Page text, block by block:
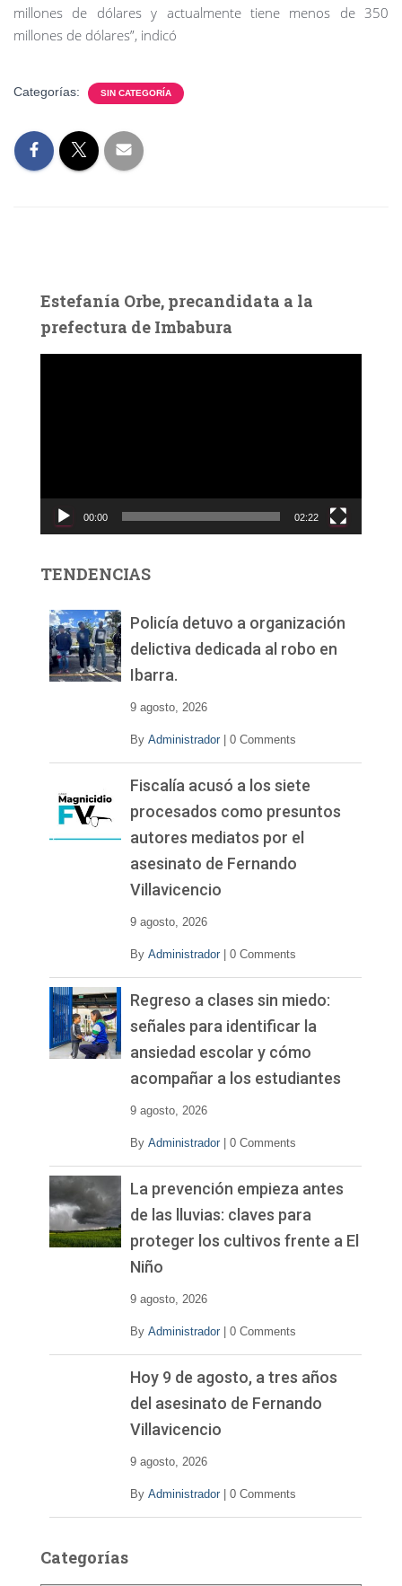
millones de dólares y actualmente tiene menos de 350
millones de dólares”, indicó
Categorías: SIN CATEGORÍA
Estefanía Orbe, precandidata a la
prefectura de Imbabura
c
d
00:00 02:22
TENDENCIAS
Policía detuvo a organización
delictiva dedicada al robo en
Ibarra.
9 agosto, 2026
By Administrador 0 Comments
Fiscalía acusó a los siete
procesados como presuntos
autores mediatos por el
asesinato de Fernando
Villavicencio
9 agosto, 2026
By Administrador 0 Comments
Regreso a clases sin miedo:
señales para identificar la
ansiedad escolar y cómo
acompañar a los estudiantes
9 agosto, 2026
By Administrador 0 Comments
La prevención empieza antes
de las lluvias: claves para
proteger los cultivos frente a El
Niño
9 agosto, 2026
By Administrador 0 Comments
Hoy 9 de agosto, a tres años
del asesinato de Fernando
Villavicencio
9 agosto, 2026
By Administrador 0 Comments
Categorías